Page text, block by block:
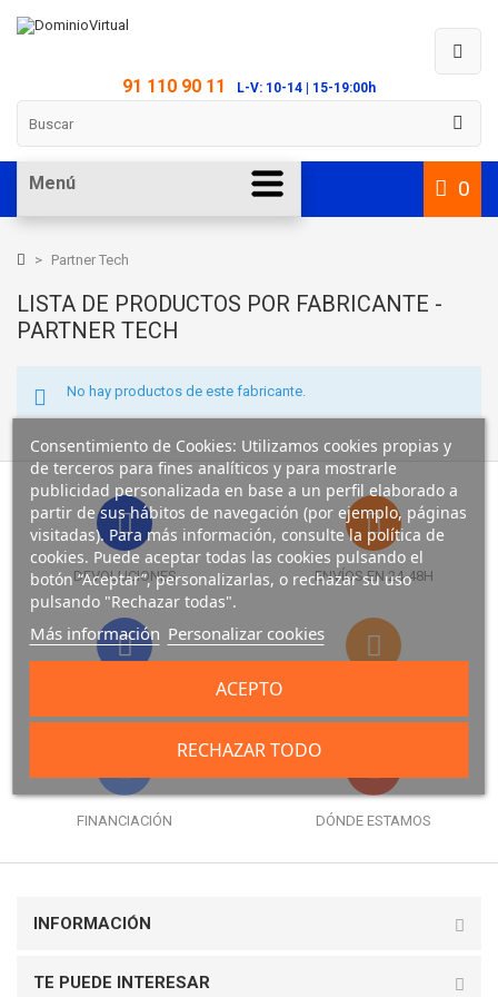
91 110 90 11 L-V: 10-14 | 15-19:00h
0
Menú
> Partner Tech
LISTA DE PRODUCTOS POR FABRICANTE -
PARTNER TECH
No hay productos de este fabricante.
DEVOLUCIONES ENVÍOS EN 24-48H
FINANCIACIÓN DÓNDE ESTAMOS
INFORMACIÓN
TE PUEDE INTERESAR
Consentimiento de Cookies: Utilizamos cookies propias y
de terceros para fines analíticos y para mostrarle
publicidad personalizada en base a un perfil elaborado a
partir de sus hábitos de navegación (por ejemplo, páginas
visitadas). Para más información, consulte la política de
cookies. Puede aceptar todas las cookies pulsando el
botón “Aceptar”, personalizarlas, o rechazar su uso
pulsando "Rechazar todas".
Más información Personalizar cookies
RECHAZAR TODO
ACEPTO